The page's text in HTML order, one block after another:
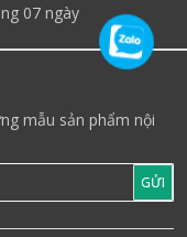
07 ngày
mẫu sản phẩm nội
GỬI